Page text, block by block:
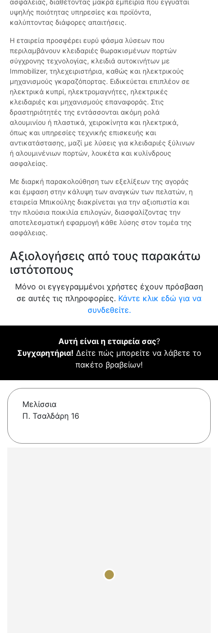
ασφάλειας, διαθέτοντας μακρά εμπειρία που εγγυάται
υψηλής ποιότητας υπηρεσίες και προϊόντα,
καλύπτοντας διάφορες απαιτήσεις.
Η εταιρεία προσφέρει ευρύ φάσμα λύσεων που
περιλαμβάνουν κλειδαριές θωρακισμένων πορτών
σύγχρονης τεχνολογίας, κλειδιά αυτοκινήτων με
Immobilizer, τηλεχειριστήρια, καθώς και ηλεκτρικούς
μηχανισμούς γκαραζόπορτας. Ειδικεύεται επιπλέον σε
ηλεκτρικά κυπρί, ηλεκτρομαγνήτες, ηλεκτρικές
κλειδαριές και μηχανισμούς επαναφοράς. Στις
δραστηριότητές της εντάσσονται ακόμη ρολά
αλουμινίου ή πλαστικά, χειροκίνητα και ηλεκτρικά,
όπως και υπηρεσίες τεχνικής επισκευής και
αντικατάστασης, μαζί με λύσεις για κλειδαριές ξύλινων
ή αλουμινένιων πορτών, λουκέτα και κυλίνδρους
ασφαλείας.
Με διαρκή παρακολούθηση των εξελίξεων της αγοράς
και έμφαση στην κάλυψη των αναγκών των πελατών, η
εταιρεία Μπικούλης διακρίνεται για την αξιοπιστία και
την πλούσια ποικιλία επιλογών, διασφαλίζοντας την
αποτελεσματική εφαρμογή κάθε λύσης στον τομέα της
ασφάλειας.
Αξιολογήσεις από τους παρακάτω
ιστότοπους
Μόνο οι εγγεγραμμένοι χρήστες έχουν πρόσβαση
σε αυτές τις πληροφορίες. Κάντε κλικ εδώ για να
συνδεθείτε.
Αυτή είναι η εταιρεία σας?
Συγχαρητήρια! Δείτε πώς μπορείτε να λάβετε το
πακέτο βραβείων!
Μελίσσια
Π. Τσαλδάρη 16